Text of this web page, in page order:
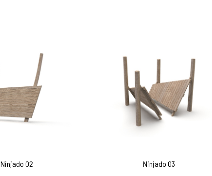
Ninjado 02 Ninjado 03